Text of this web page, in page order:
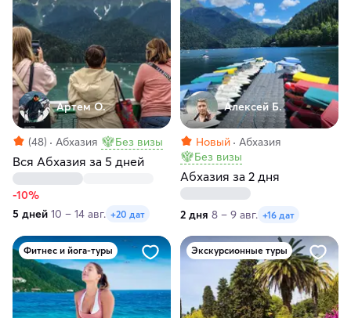
Артем О.
(48) Абхазия Без визы
Вся Абхазия за 5 дней
-10%
5 дней 10 – 14 авг. +20 дат
Алексей Б.
Новый
Абхазия
Без визы
Абхазия за 2 дня
2 дня 8 – 9 авг. +16 дат
Фитнес и йога-туры Экскурсионные туры